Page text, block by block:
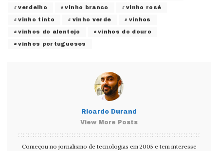
verdelho vinho branco vinho rosé
vinho tinto vinho verde vinhos
vinhos do alentejo vinhos do douro
vinhos portugueses
Ricardo Durand
View More Posts
Começou no jornalismo de tecnologias em 2005 e tem interesse